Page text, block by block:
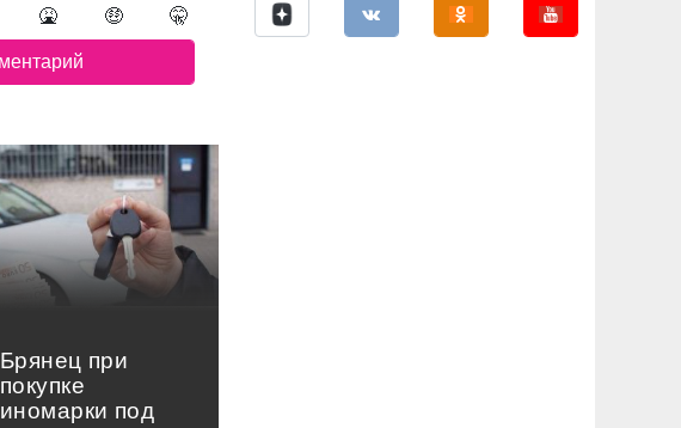
🤮 🤑 🤫
Брянец при
покупке
иномарки под